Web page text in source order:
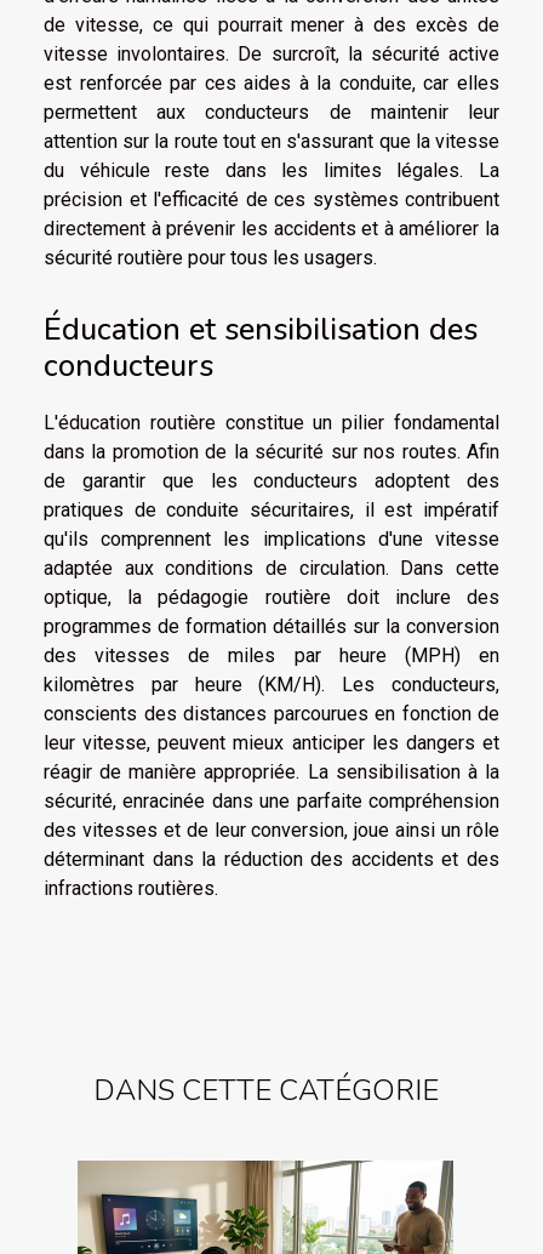
de vitesse, ce qui pourrait mener à des excès de
vitesse involontaires. De surcroît, la sécurité active
est renforcée par ces aides à la conduite, car elles
permettent aux conducteurs de maintenir leur
attention sur la route tout en s'assurant que la vitesse
du véhicule reste dans les limites légales. La
précision et l'efficacité de ces systèmes contribuent
directement à prévenir les accidents et à améliorer la
sécurité routière pour tous les usagers.
Éducation et sensibilisation des
conducteurs
L'éducation routière constitue un pilier fondamental
dans la promotion de la sécurité sur nos routes. Afin
de garantir que les conducteurs adoptent des
pratiques de conduite sécuritaires, il est impératif
qu'ils comprennent les implications d'une vitesse
adaptée aux conditions de circulation. Dans cette
optique, la pédagogie routière doit inclure des
programmes de formation détaillés sur la conversion
des vitesses de miles par heure (MPH) en
kilomètres par heure (KM/H). Les conducteurs,
conscients des distances parcourues en fonction de
leur vitesse, peuvent mieux anticiper les dangers et
réagir de manière appropriée. La sensibilisation à la
sécurité, enracinée dans une parfaite compréhension
des vitesses et de leur conversion, joue ainsi un rôle
déterminant dans la réduction des accidents et des
infractions routières.
DANS CETTE CATÉGORIE